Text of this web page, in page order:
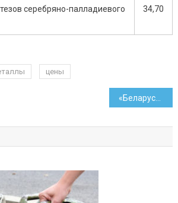
серебряно-палладиевого
34,70
цены
«Беларусбанк» ввел лимит на снятие наличных за границей